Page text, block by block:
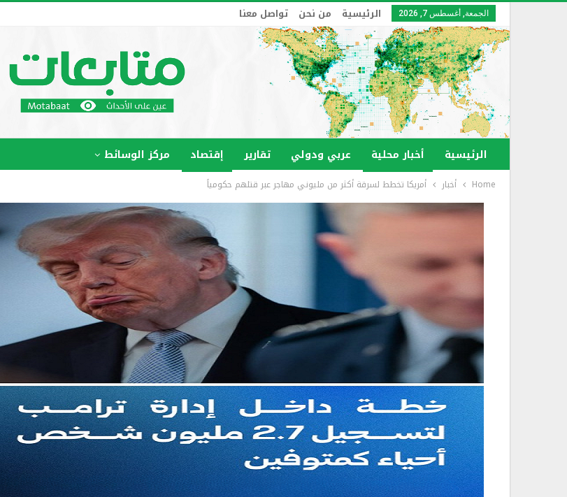
الجمعة, أغسطس 7, 2026 الرئيسية من نحن تواصل معنا
الرئيسية أخبار محلية عربي ودولي تقارير إقتصاد مركز الوسائط
Home أخبار أمريكا تخطط لسرقة أكثر من مليوني مهاجر عبر قتلهم حكومياً